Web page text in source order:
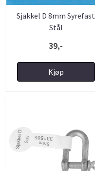
Sjakkel D 8mm Syrefast
Stål
39,-
Kjøp